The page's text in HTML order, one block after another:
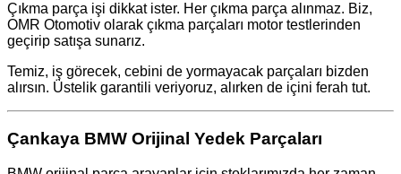
Çıkma parça işi dikkat ister. Her çıkma parça alınmaz. Biz,
OMR Otomotiv olarak çıkma parçaları motor testlerinden
geçirip satışa sunarız.
Temiz, iş görecek, cebini de yormayacak parçaları bizden
alırsın. Üstelik garantili veriyoruz, alırken de içini ferah tut.
Çankaya BMW Orijinal Yedek Parçaları